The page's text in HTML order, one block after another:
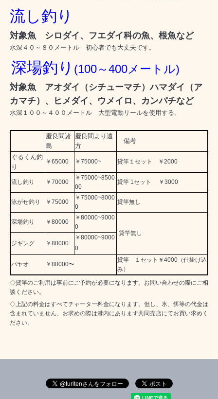
流し釣り
対象魚 シロダイ、フエダイ科の魚、根魚など
水深４０～８０メートル 初心者でも大丈夫です。
深場釣り (100～400メートル)
対象魚 アオダイ（シチューマチ）ハマダイ（ア
カマチ）、 ヒメダイ、ウメイロ、カンパチなど
水深１００～４００メートル 大型電動リールを使用する。
慶良間諸
島
慶良間より遠
方
備考
ぐるくん釣
り
￥65000 ￥75000~ 貸竿１セット ￥2000
流し釣り ￥70000
￥75000~8500
00
貸竿 1セット ￥3000
泳がせ釣り ￥75000
￥75000~8000
0
貸竿無し
深場釣り ￥80000
￥80000~9000
0
貸竿無し
ジギング
￥80000
￥80000~9000
0
パヤオ ￥80000〜
貸竿 １セット￥4000（仕掛け込
み）
◇貸竿のご利用は事前にご予約が必要になります。お問い合わせの際にご相
談ください。
◇上記の料金はすべてチャーター料金になります。但し、氷、餌等の代金は
含まれていません。お求めの際は港内にあります共同売店にてお買い求めく
ださい。